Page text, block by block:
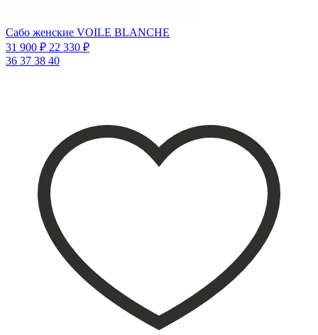
Сабо женские VOILE BLANCHE
31 900 ₽ 22 330 ₽
36 37 38 40